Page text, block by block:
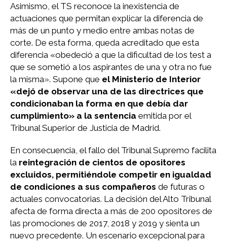
Asimismo, el TS reconoce la inexistencia de
actuaciones que permitan explicar la diferencia de
más de un punto y medio entre ambas notas de
corte. De esta forma, queda acreditado que esta
diferencia «obedeció a que la dificultad de los test a
que se sometió a los aspirantes de una y otra no fue
la misma». Supone que el Ministerio de Interior
«dejó de observar una de las directrices que
condicionaban la forma en que debía dar
cumplimiento» a la sentencia emitida por el
Tribunal Superior de Justicia de Madrid.
En consecuencia, el fallo del Tribunal Supremo facilita
la reintegración de cientos de opositores
excluidos, permitiéndole competir en igualdad
de condiciones a sus compañeros de futuras o
actuales convocatorias. La decisión del Alto Tribunal
afecta de forma directa a más de 200 opositores de
las promociones de 2017, 2018 y 2019 y sienta un
nuevo precedente. Un escenario excepcional para